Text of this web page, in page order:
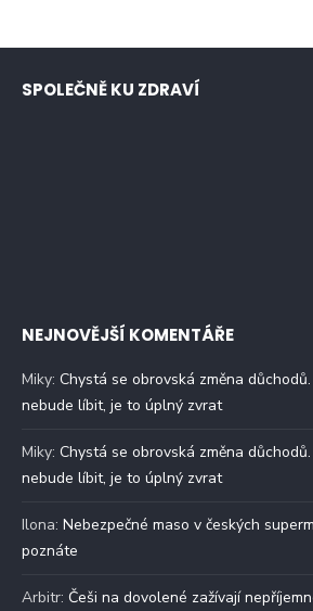
SPOLEČNĚ KU ZDRAVÍ
NEJNOVĚJŠÍ KOMENTÁŘE
Miky: Chystá se obrovská změna
nebude líbit, je to úplný zvrat
Miky: Chystá se obrovská změna
nebude líbit, je to úplný zvrat
Ilona: Nebezpečné maso v českých
poznáte
Arbitr: Češi na dovolené zažívají